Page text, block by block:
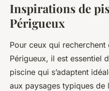
Inspirations de
Périgueux
Pour ceux qui
Périgueux, il est essentiel
piscine qui s’adaptent
aux paysages typiques de